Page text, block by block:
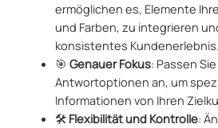
ermöglichen es, Elemente
und Farben, zu integrieren
konsistentes Kundenerlebnis.
🎯 Genauer Fokus: Passen
Antwortoptionen an, um
Informationen von Ihren
🛠️ Flexibilität und Kontrolle: